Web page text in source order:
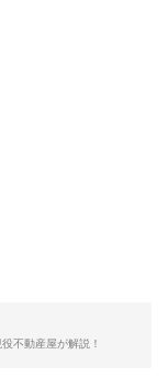
不動産屋が解説！